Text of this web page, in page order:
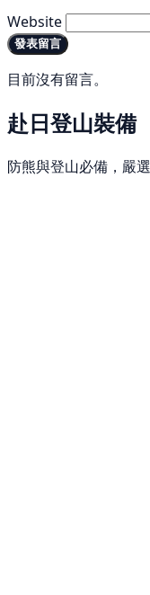
Website
發表留言
目前沒有留言。
赴日登山裝備
防熊與登山必備，嚴